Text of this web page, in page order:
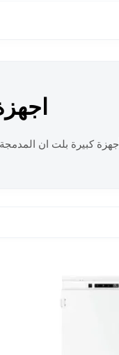
أجهزة كبيرة بلت ان